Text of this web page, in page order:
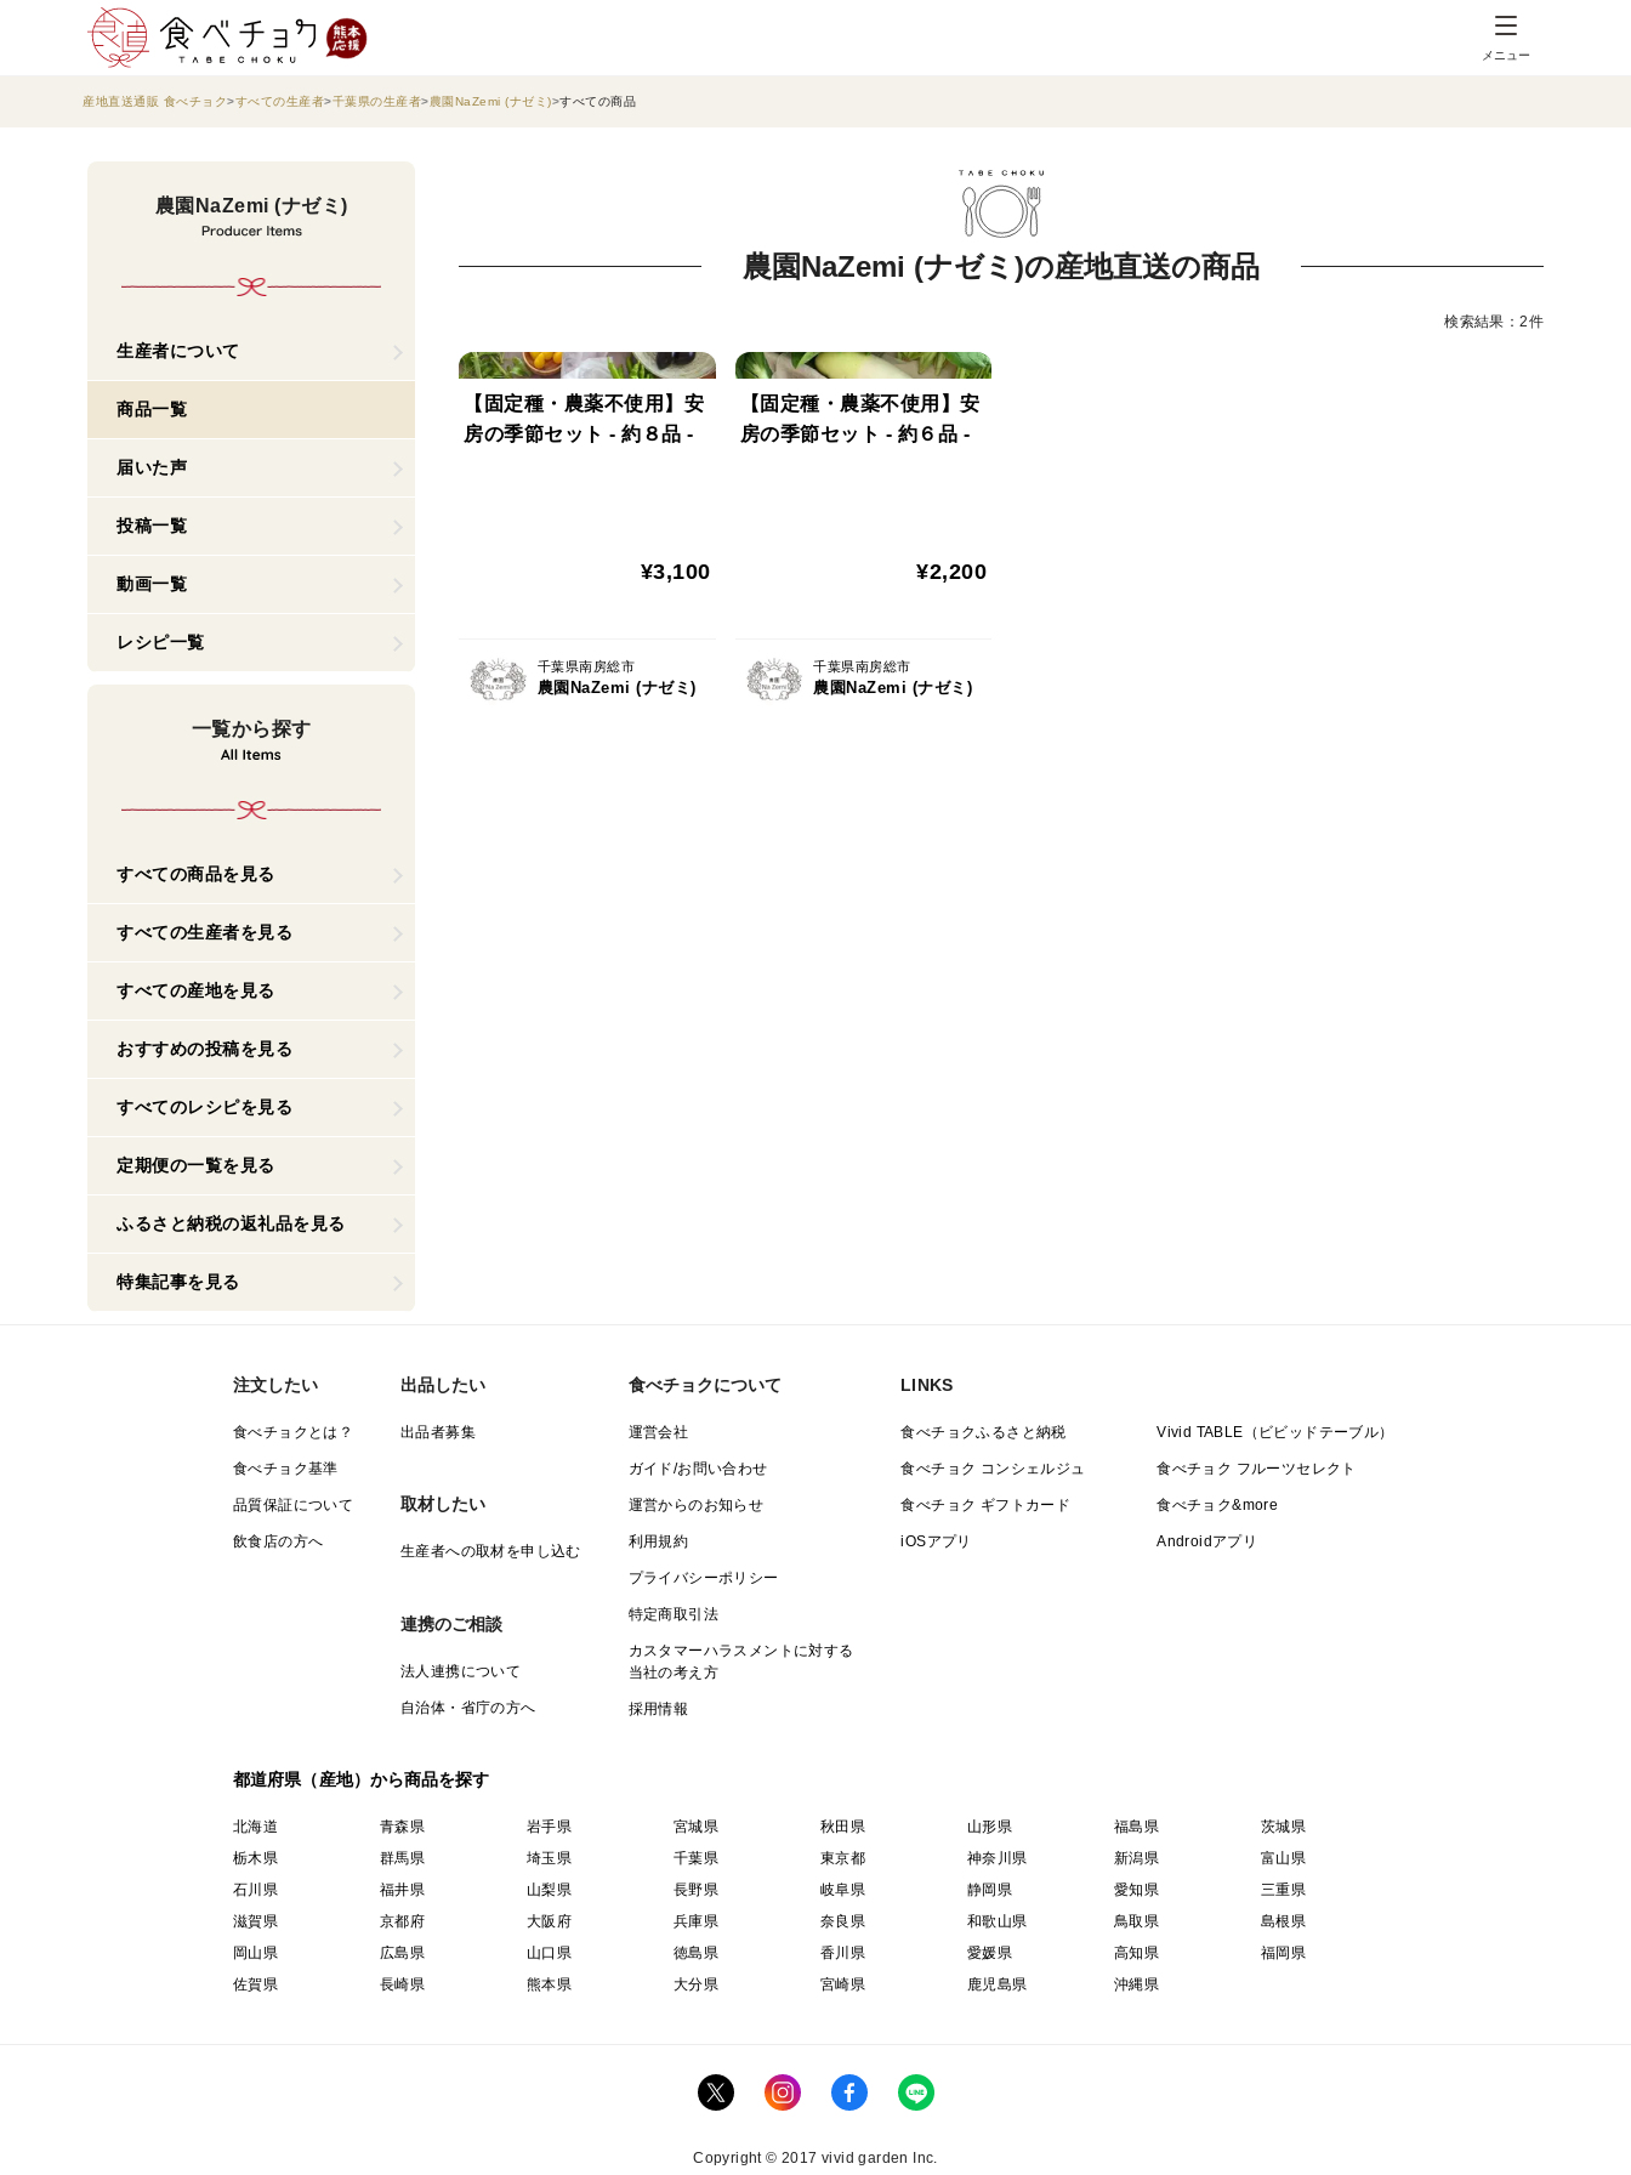
メニュー
産地直送通販 食べチョク すべての生産者 千葉県の生産者 農園NaZemi (ナゼミ) すべての商品
農園NaZemi (ナゼミ)
生産者について
商品一覧
届いた声
投稿一覧
動画一覧
レシピ一覧
一覧から探す
すべての商品を見る
すべての生産者を見る
すべての産地を見る
おすすめの投稿を見る
すべてのレシピを見る
定期便の一覧を見る
ふるさと納税の返礼品を見る
特集記事を見る
農園NaZemi (ナゼミ)の産地直送の商品
検索結果：2件
【固定種・農薬不使用】安
房の季節セット - 約８品 -
¥3,100
千葉県南房総市
農園NaZemi (ナゼミ)
【固定種・農薬不使用】安
房の季節セット - 約６品 -
¥2,200
千葉県南房総市
農園NaZemi (ナゼミ)
注文したい
食べチョクとは？
食べチョク基準
品質保証について
飲食店の方へ
出品したい
出品者募集
取材したい
生産者への取材を申し込む
連携のご相談
法人連携について
自治体・省庁の方へ
食べチョクについて
運営会社
ガイド/お問い合わせ
運営からのお知らせ
利用規約
プライバシーポリシー
特定商取引法
カスタマーハラスメントに対する
当社の考え方
採用情報
LINKS
食べチョクふるさと納税 Vivid TABLE（ビビッドテーブル）
食べチョク コンシェルジュ 食べチョク フルーツセレクト
食べチョク ギフトカード 食べチョク&more
iOSアプリ Androidアプリ
都道府県（産地）から商品を探す
北海道 青森県 岩手県 宮城県 秋田県 山形県 福島県
茨城県
栃木県
群馬県 埼玉県 千葉県 東京都 神奈川県 新潟県
富山県
石川県
福井県 山梨県 長野県 岐阜県 静岡県 愛知県
三重県
滋賀県
京都府 大阪府 兵庫県 奈良県 和歌山県 鳥取県
島根県
岡山県
広島県 山口県 徳島県 香川県 愛媛県 高知県
福岡県
佐賀県
長崎県 熊本県 大分県 宮崎県 鹿児島県 沖縄県
Copyright © 2017 vivid garden Inc.